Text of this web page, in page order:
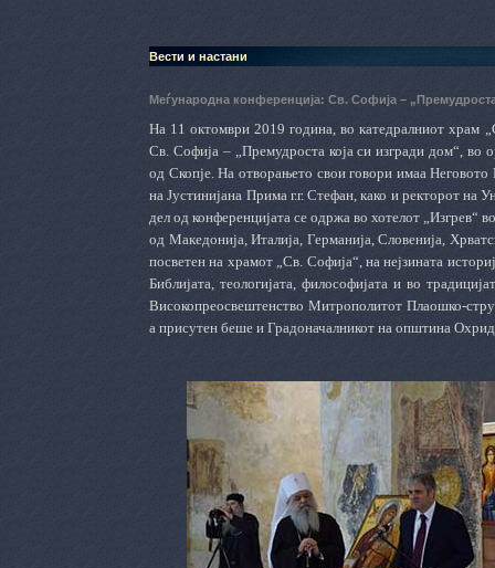
Вести и настани
Меѓународна конференција: Св. Софија –
На 11 октомври 2019 година, во катедралниот храм
Св. Софија – „Премудроста која си изгради дом“, во
од Скопје. На отворањето свои говори имаа
на Јустинијана Прима г.г. Стефан, како и ректорот
дел од конференцијата се одржа во хотелот „Изгрев“
од Македонија, Италија, Германија, Словенија,
посветен на храмот „Св. Софија“, на нејзината
Библијата, теологијата, философијата и во
Високопреосвештенство Митрополитот Плаошко-
а присутен беше и Градоначалникот на општина